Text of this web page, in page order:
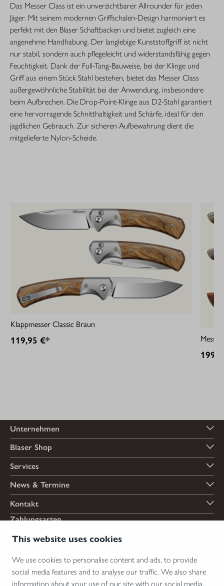
This website uses cookies
We use cookies to personalise content and ads, to provide
social media features and to analyse our traffic. We also share
information about your use of our site with our social media,
Das Messer Class ist ein unverzichtbarer Allrounder für jeden
Jäger. Mit seinem modernen Griffschalen-Design harmoniert es
perfekt mit den Blaser Schaftbacken und bietet zugleich eine
angenehme Handhabung. Der langlebige Kunststoffgriff ist nicht
nur stabil, sondern auch pflegeleicht und widerstandsfähig gegen
Feuchtigkeit. Dank der Full-Tang-Bauweise, bei der Klinge und
Griff aus einem Stück Stahl bestehen, bietet das Messer Class
außergewöhnliche Stabilität bei der Anwendung, insbesondere
beim Aufbrechen. Die Drop-Point-Klinge aus D2-Stahl garantiert
eine hervorragende Schnitthaltigkeit und Schärfe, ideal für den
jagdlichen Gebrauch. Zur sicheren Aufbewahrung dient die
mitgelieferte Nylon-Scheide.
Klappmesser Classic Braun
119,95 €*
Unternehmen
Blaser Shop
Services
News & Termine
Kontakt
Zahlungsarten
Versandarten